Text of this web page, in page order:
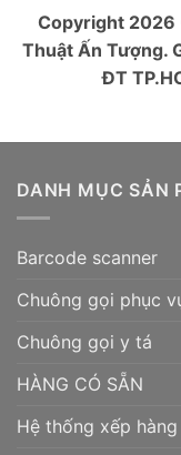
Copyright 2026
Thuật Ấn Tượng.
ĐT
DANH MỤC SẢN
Barcode scanner
Chuông gọi phục
Chuông gọi y tá
HÀNG CÓ SẴN
Hệ thống xếp